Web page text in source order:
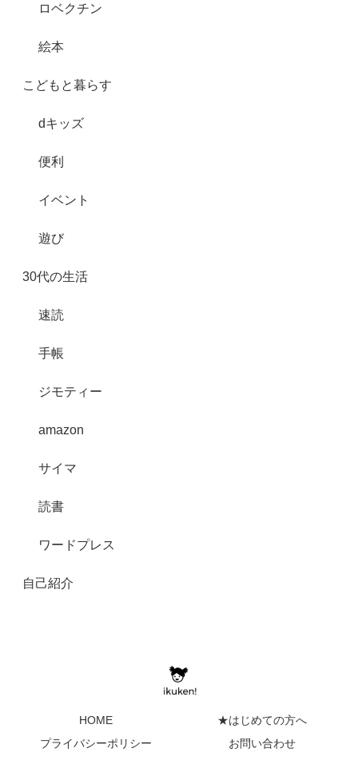
ロベクチン
絵本
こどもと暮らす
dキッズ
便利
イベント
遊び
30代の生活
速読
手帳
ジモティー
amazon
サイマ
読書
ワードプレス
自己紹介
HOME
★はじめての方へ
プライバシーポリシー
お問い合わせ